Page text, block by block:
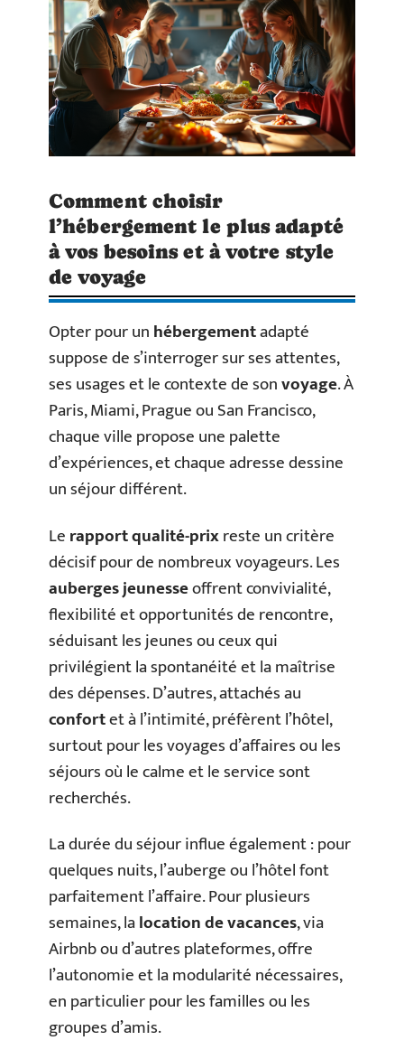
Comment choisir
l’hébergement le plus adapté
à vos besoins et à votre style
de voyage
Opter pour unhébergementadapté
suppose de s’interroger sur ses attentes,
ses usages et le contexte de sonvoyage. À
Paris, Miami, Prague ou San Francisco,
chaque ville propose une palette
d’expériences, et chaque adresse dessine
un séjour différent.
Lerapport qualité-prixreste un critère
décisif pour de nombreux voyageurs. Les
auberges jeunesseoffrent convivialité,
flexibilité et opportunités de rencontre,
séduisant les jeunes ou ceux qui
privilégient la spontanéité et la maîtrise
des dépenses. D’autres, attachés au
confortet à l’intimité, préfèrent l’hôtel,
surtout pour les voyages d’affaires ou les
séjours où le calme et le service sont
recherchés.
La durée du séjour influe également : pour
quelques nuits, l’auberge ou l’hôtel font
parfaitement l’affaire. Pour plusieurs
semaines, lalocation de vacances, via
Airbnb ou d’autres plateformes, offre
l’autonomie et la modularité nécessaires,
en particulier pour les familles ou les
groupes d’amis.